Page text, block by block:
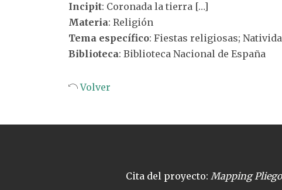
Incipit: Coronada la tierra […]
Materia: Religión
Tema específico: Fiestas religiosas;
Biblioteca: Biblioteca Nacional de España
Volver
Cita del proyecto: Mapping